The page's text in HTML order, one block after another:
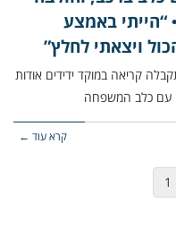
“הייתי באמצע
ויצאתי לחלץ”
קריאה במוקד ידידים אודות
עם כלב המשפחה
קרא עוד ←
1